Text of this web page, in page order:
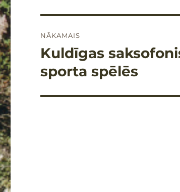
NĀKAMAIS
Nākamais
Kuldīgas
sporta spēlēs